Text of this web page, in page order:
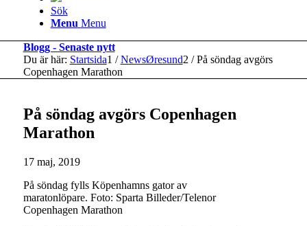
Sök
Menu Menu
Blogg - Senaste nytt
Du är här: Startsida1 / NewsØresund2 / På söndag avgörs
Copenhagen Marathon
På söndag avgörs Copenhagen
Marathon
17 maj, 2019
På söndag fylls Köpenhamns gator av
maratonlöpare. Foto: Sparta Billeder/Telenor
Copenhagen Marathon